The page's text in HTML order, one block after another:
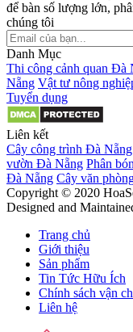
để bàn số lượng lớn,
chúng tôi
Danh Mục
Thi công cảnh quan Đà
Nẵng Vật tư nông
Tuyển dụng
Liên kết
Cây công trình Đà Nẵng
vườn Đà Nẵng Phân
Đà Nẵng Cây văn
Copyright © 2020
Designed and
Trang chủ
Giới thiệu
Sản phẩm
Tin Tức Hữu Ích
Chính sách vận
Liên hệ